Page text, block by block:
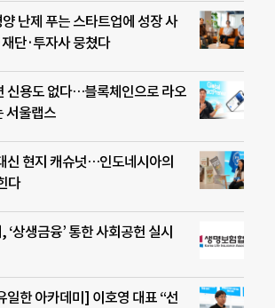
난제 푸는 스타트업에 성장 사
단·투자사 뭉쳤다
신용도 없다…블록체인으로 라오
서울랩스
신 현지 캐슈넛…인도네시아의
다
‘상생금융’ 통한 사회공헌 실시
일한 아카데미] 이호영 대표 “선